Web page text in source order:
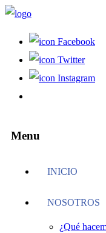
Facebook
Twitter
Instagram
Menu
INICIO
NOSOTROS
¿Qué